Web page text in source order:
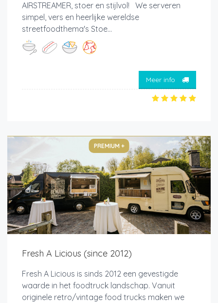
AIRSTREAMER, stoer en stijlvol! We serveren
simpel, vers en heerlijke wereldse
streetfoodthema's Stoe...
Meer info
PREMIUM +
Fresh A Licious (since 2012)
Fresh A Licious is sinds 2012 een gevestigde
waarde in het foodtruck landschap. Vanuit
originele retro/vintage food trucks maken we